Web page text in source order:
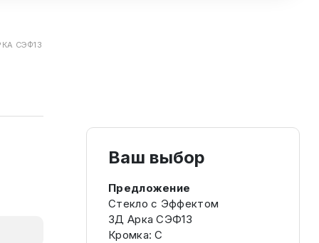
СЭФ13
Ваш выбор
Предложение
Стекло с Эффектом
3Д Арка СЭФ13
Кромка: C